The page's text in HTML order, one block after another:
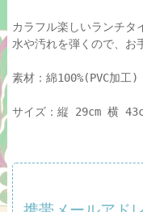
カラフル楽しいランチタ
水や汚れを弾くので、お
素材：綿100%(PVC加工)
サイズ：縦 29cm 横